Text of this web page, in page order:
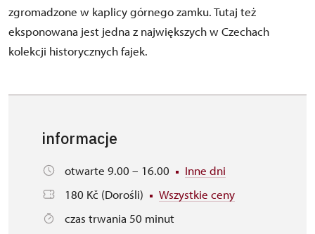
zgromadzone w kaplicy górnego zamku. Tutaj też
eksponowana jest jedna z największych w Czechach
kolekcji historycznych fajek.
informacje
otwarte 9.00 – 16.00
Inne dni
180 Kč (Dorośli)
Wszystkie ceny
czas trwania 50 minut